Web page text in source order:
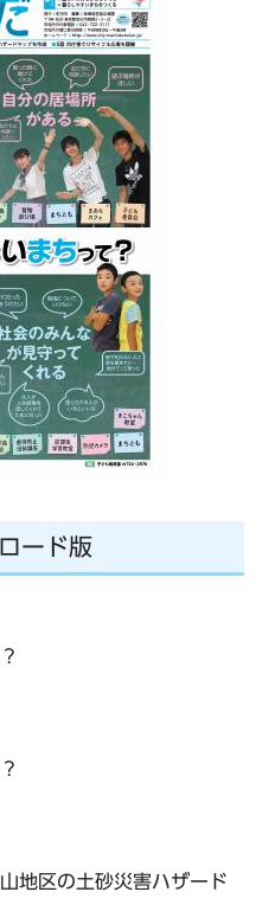
ード版
地区の土砂災害ハザード